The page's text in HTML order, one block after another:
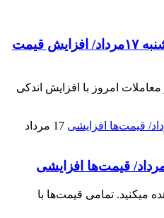
قیمت طلای ۱۸عیار امروز شنبه ۱۷مرداد/ افزایش قیمت
طلای ۱۸عیار در معاملات امروز با افزایش اندکی
17 مرداد
میکنید. تمامی قیمت‌ها با